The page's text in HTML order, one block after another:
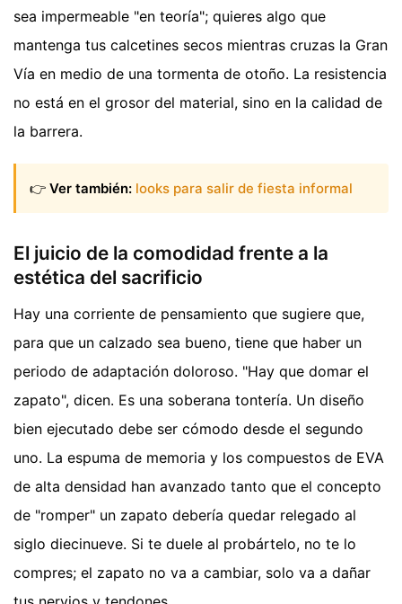
sea impermeable "en teoría"; quieres algo que
mantenga tus calcetines secos mientras cruzas la Gran
Vía en medio de una tormenta de otoño. La resistencia
no está en el grosor del material, sino en la calidad de
la barrera.
👉 Ver también: looks para salir de fiesta informal
El juicio de la comodidad frente a la
estética del sacrificio
Hay una corriente de pensamiento que sugiere que,
para que un calzado sea bueno, tiene que haber un
periodo de adaptación doloroso. "Hay que domar el
zapato", dicen. Es una soberana tontería. Un diseño
bien ejecutado debe ser cómodo desde el segundo
uno. La espuma de memoria y los compuestos de EVA
de alta densidad han avanzado tanto que el concepto
de "romper" un zapato debería quedar relegado al
siglo diecinueve. Si te duele al probártelo, no te lo
compres; el zapato no va a cambiar, solo va a dañar